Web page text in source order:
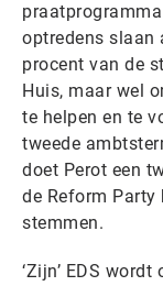
optredens slaan
procent van de
Huis, maar wel
te helpen en te
tweede
doet Perot een
de Reform
stemmen.
‘Zijn’ EDS